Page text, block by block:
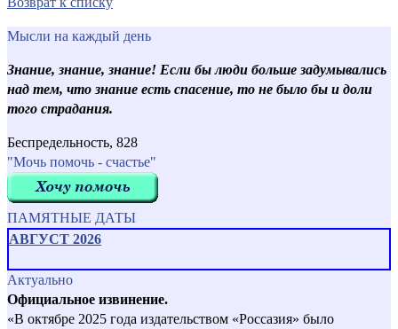
Мысли на каждый день
Знание, знание, знание! Если бы люди больше задумывались
над тем, что знание есть спасение, то не было бы и доли
того страдания.
Беспредельность, 828
"Мочь помочь - счастье"
ПАМЯТНЫЕ ДАТЫ
АВГУСТ 2026
Актуально
Официальное извинение.
«В октябре 2025 года издательством «Россазия» было